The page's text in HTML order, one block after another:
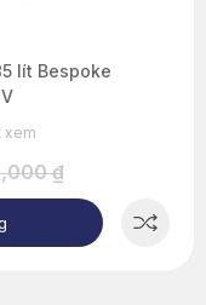
lít Bespoke
xem
₫